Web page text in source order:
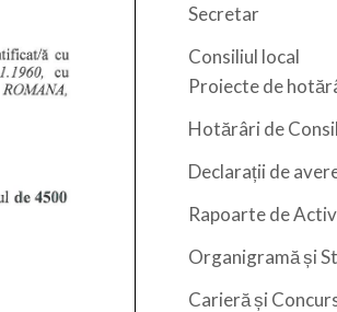
Secretar
Consiliul local
Proiecte de
Hotărâri de
Declarații de
Rapoarte de
Organigramă și
Carieră și